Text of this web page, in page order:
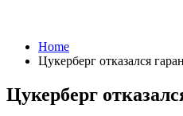
Home
Цукерберг отказался
Цукерберг